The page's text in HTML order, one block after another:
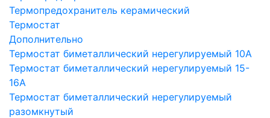
Термопредохранитель керамический
Термостат
Дополнительно
Термостат биметаллический нерегулируемый 10A
Термостат биметаллический нерегулируемый 15-
16A
Термостат биметаллический нерегулируемый
разомкнутый